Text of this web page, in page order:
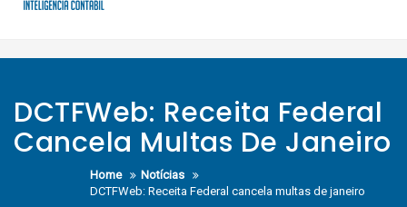
DCTFWeb: Receita Federal
Cancela Multas De Janeiro
Home
Notícias
DCTFWeb: Receita Federal cancela multas de janeiro